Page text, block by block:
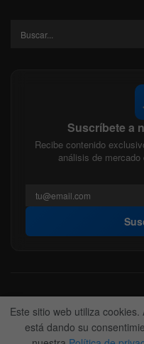
Suscríbete a
Recibe contenido
análisis de
Acerca de nosotros Politica
Contactanos
Anunciate
Este sitio web utiliza
está dando su